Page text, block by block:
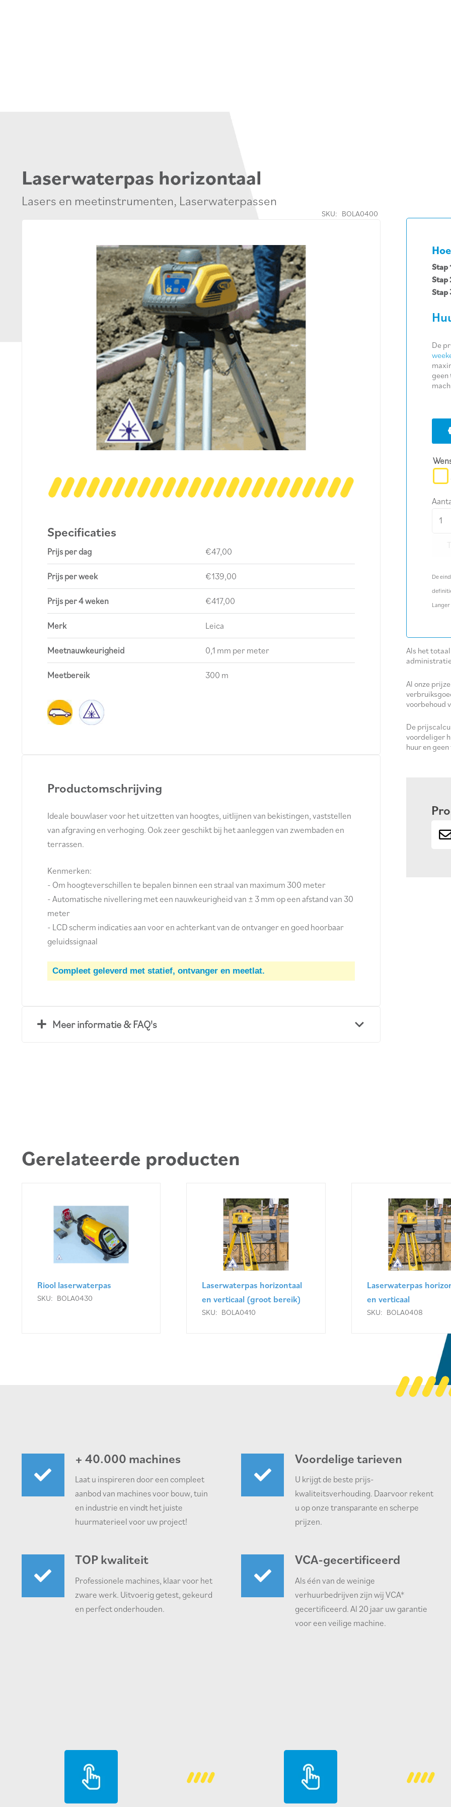
Laserwaterpas horizontaal
Lasers en meetinstrumenten, Laserwaterpassen
SKU: BOLA0400
Specificaties
Prijs per dag €47,00
Prijs per week €139,00
Prijs per 4 weken €417,00
Merk Leica
Meetnauwkeurigheid 0,1 mm per meter
Meetbereik 300 m
Productomschrijving
Ideale bouwlaser voor het uitzetten van hoogtes, uitlijnen van bekistingen, vaststellen
van afgraving en verhoging. Ook zeer geschikt bij het aanleggen van zwembaden en
terrassen.
Kenmerken:
- Om hoogteverschillen te bepalen binnen een straal van maximum 300 meter
- Automatische nivellering met een nauwkeurigheid van ± 3 mm op een afstand van 30
meter
- LCD scherm indicaties aan voor en achterkant van de ontvanger en goed hoorbaar
geluidssignaal
Compleet geleverd met statief, ontvanger en meetlat.
Meer informatie & FAQ's
Stap
Stap
Stap
De
geen
De
Als het
Al onze
voorbehoud
De
voordeliger
huur en
Gerelateerde producten
Riool laserwaterpas
SKU: BOLA0430
Laserwaterpas horizontaal
en verticaal (groot bereik)
SKU: BOLA0410
Laserwaterpas
en verticaal
SKU: BOLA0408
+ 40.000 machines
Laat u inspireren door een compleet
aanbod van machines voor bouw, tuin
en industrie en vindt het juiste
huurmaterieel voor uw project!
TOP kwaliteit
Professionele machines, klaar voor het
zware werk. Uitvoerig getest, gekeurd
en perfect onderhouden.
Voordelige tarieven
U krijgt de beste prijs-
kwaliteitsverhouding. Daarvoor rekent
u op onze transparante en scherpe
prijzen.
VCA-gecertificeerd
Als één van de weinige
verhuurbedrijven zijn wij VCA*
gecertificeerd. Al 20 jaar uw garantie
voor een veilige machine.